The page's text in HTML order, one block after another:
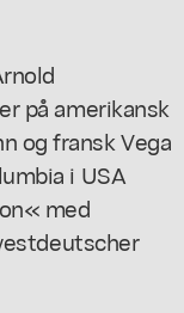
på amerikansk
og fransk Vega
i USA
med